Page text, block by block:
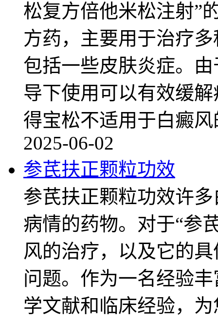
松复方倍他米松注射”
方药，主要用于治疗
包括一些皮肤炎症。
导下使用可以有效缓
得宝松不适用于白癜
2025-06-02
参芪扶正颗粒功效
参芪扶正颗粒功效许
病情的药物。对于“参
风的治疗，以及它的
问题。作为一名经验
学文献和临床经验，